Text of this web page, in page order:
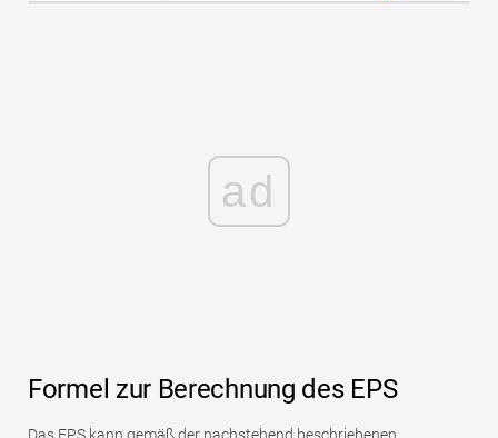
ad
Formel zur Berechnung des EPS
Das EPS kann gemäß der nachstehend beschriebenen